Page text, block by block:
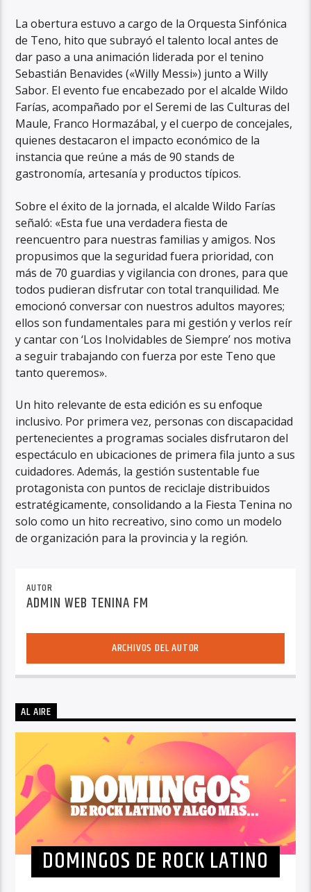
La obertura estuvo a cargo de la Orquesta Sinfónica
de Teno, hito que subrayó el talento local antes de
dar paso a una animación liderada por el tenino
Sebastián Benavides («Willy Messi») junto a Willy
Sabor. El evento fue encabezado por el alcalde Wildo
Farías, acompañado por el Seremi de las Culturas del
Maule, Franco Hormazábal, y el cuerpo de concejales,
quienes destacaron el impacto económico de la
instancia que reúne a más de 90 stands de
gastronomía, artesanía y productos típicos.
Sobre el éxito de la jornada, el alcalde Wildo Farías
señaló: «Esta fue una verdadera fiesta de
reencuentro para nuestras familias y amigos. Nos
propusimos que la seguridad fuera prioridad, con
más de 70 guardias y vigilancia con drones, para que
todos pudieran disfrutar con total tranquilidad. Me
emocionó conversar con nuestros adultos mayores;
ellos son fundamentales para mi gestión y verlos reír
y cantar con ‘Los Inolvidables de Siempre’ nos motiva
a seguir trabajando con fuerza por este Teno que
tanto queremos».
Un hito relevante de esta edición es su enfoque
inclusivo. Por primera vez, personas con discapacidad
pertenecientes a programas sociales disfrutaron del
espectáculo en ubicaciones de primera fila junto a sus
cuidadores. Además, la gestión sustentable fue
protagonista con puntos de reciclaje distribuidos
estratégicamente, consolidando a la Fiesta Tenina no
solo como un hito recreativo, sino como un modelo
de organización para la provincia y la región.
AUTOR
ADMIN WEB TENINA FM
ARCHIVOS DEL AUTOR
AL AIRE
DOMINGOS DE ROCK LATINO